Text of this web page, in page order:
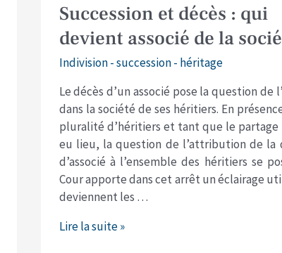
Succession et décès : qui
devient associé de la
Indivision - succession - héritage
Le décès d’un associé pose la question de
dans la société de ses héritiers. En
pluralité d’héritiers et tant que le partage
eu lieu, la question de l’attribution de la
d’associé à l’ensemble des héritiers se
Cour apporte dans cet arrêt un éclairage
deviennent les …
Succession
décès
:
devient
associé
de
la
société?
Lire la suite »